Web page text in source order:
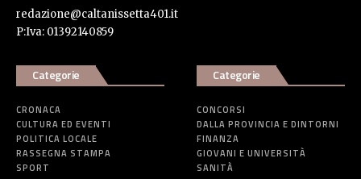
redazione@caltanissetta401.it
P:Iva: 01392140859
Categorie
CRONACA
CULTURA ED EVENTI
POLITICA LOCALE
RASSEGNA STAMPA
SPORT
Categorie
CONCORSI
DALLA PROVINCIA E DINTORNI
FINANZA
GIOVANI E UNIVERSITÀ
SANITÀ